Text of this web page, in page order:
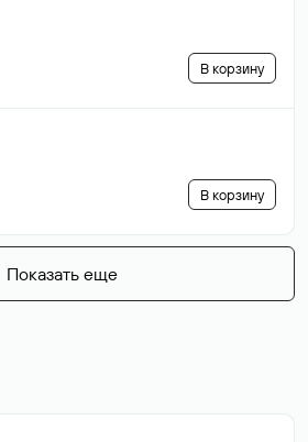
В корзину
В корзину
Показать еще